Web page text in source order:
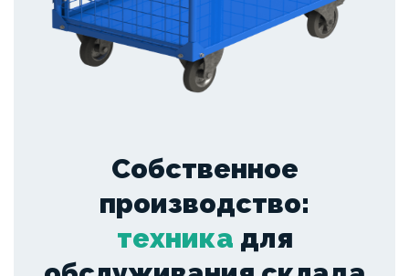
Собственное
производство:
техника для